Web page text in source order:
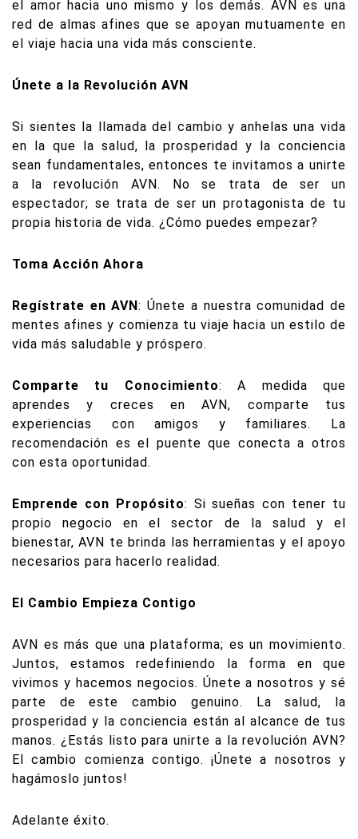
el amor hacia uno mismo y los demás. AVN es una
red de almas afines que se apoyan mutuamente en
el viaje hacia una vida más consciente.
Únete a la Revolución AVN
Si sientes la llamada del cambio y anhelas una vida
en la que la salud, la prosperidad y la conciencia
sean fundamentales, entonces te invitamos a unirte
a la revolución AVN. No se trata de ser un
espectador; se trata de ser un protagonista de tu
propia historia de vida. ¿Cómo puedes empezar?
Toma Acción Ahora
Regístrate en AVN: Únete a nuestra comunidad de
mentes afines y comienza tu viaje hacia un estilo de
vida más saludable y próspero.
Comparte tu Conocimiento: A medida que
aprendes y creces en AVN, comparte tus
experiencias con amigos y familiares. La
recomendación es el puente que conecta a otros
con esta oportunidad.
Emprende con Propósito: Si sueñas con tener tu
propio negocio en el sector de la salud y el
bienestar, AVN te brinda las herramientas y el apoyo
necesarios para hacerlo realidad.
El Cambio Empieza Contigo
AVN es más que una plataforma; es un movimiento.
Juntos, estamos redefiniendo la forma en que
vivimos y hacemos negocios. Únete a nosotros y sé
parte de este cambio genuino. La salud, la
prosperidad y la conciencia están al alcance de tus
manos. ¿Estás listo para unirte a la revolución AVN?
El cambio comienza contigo. ¡Únete a nosotros y
hagámoslo juntos!
Adelante éxito.